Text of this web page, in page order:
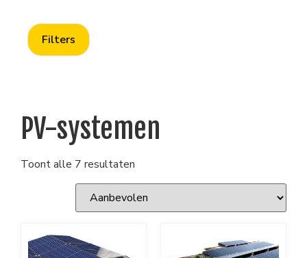
Filters
PV-systemen
Toont alle 7 resultaten